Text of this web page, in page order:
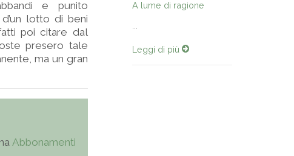
e punito
lotto di beni
poi citare dal
presero tale
ma un gran
Abbonamenti
A lume di ragione
...
Leggi di più